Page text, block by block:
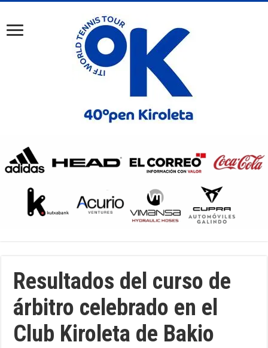
Resultados del curso de
árbitro celebrado en el
Club Kiroleta de Bakio